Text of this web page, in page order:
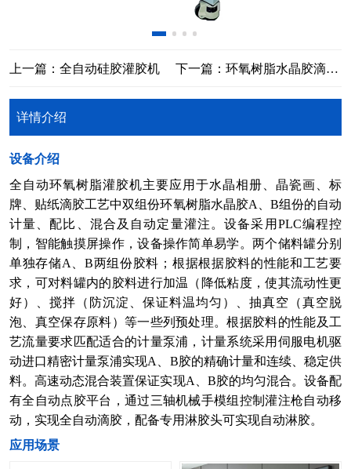
上一篇：全自动硅胶灌胶机 下一篇：环氧树脂水晶胶滴胶机
详情介绍
​设备介绍
全自动环氧树脂灌胶机主要应用于水晶相册、晶瓷画、标
牌、贴纸滴胶工艺中双组份环氧树脂水晶胶A、B组份的自动
计量、配比、混合及自动定量灌注。设备采用PLC编程控
制，智能触摸屏操作，设备操作简单易学。两个储料罐分别
单独存储A、B两组份胶料；根据根据胶料的性能和工艺要
求，可对料罐内的胶料进行加温（降低粘度，使其流动性更
好）、搅拌（防沉淀、保证料温均匀）、抽真空（真空脱
泡、真空保存原料）等一些列预处理。根据胶料的性能及工
艺流量要求匹配适合的计量泵浦，计量系统采用伺服电机驱
动进口精密计量泵浦实现A、B胶的精确计量和连续、稳定供
料。高速动态混合装置保证实现A、B胶的均匀混合。设备配
有全自动点胶平台，通过三轴机械手模组控制灌注枪自动移
动，实现全自动滴胶，配备专用淋胶头可实现自动淋胶。
​应用场景